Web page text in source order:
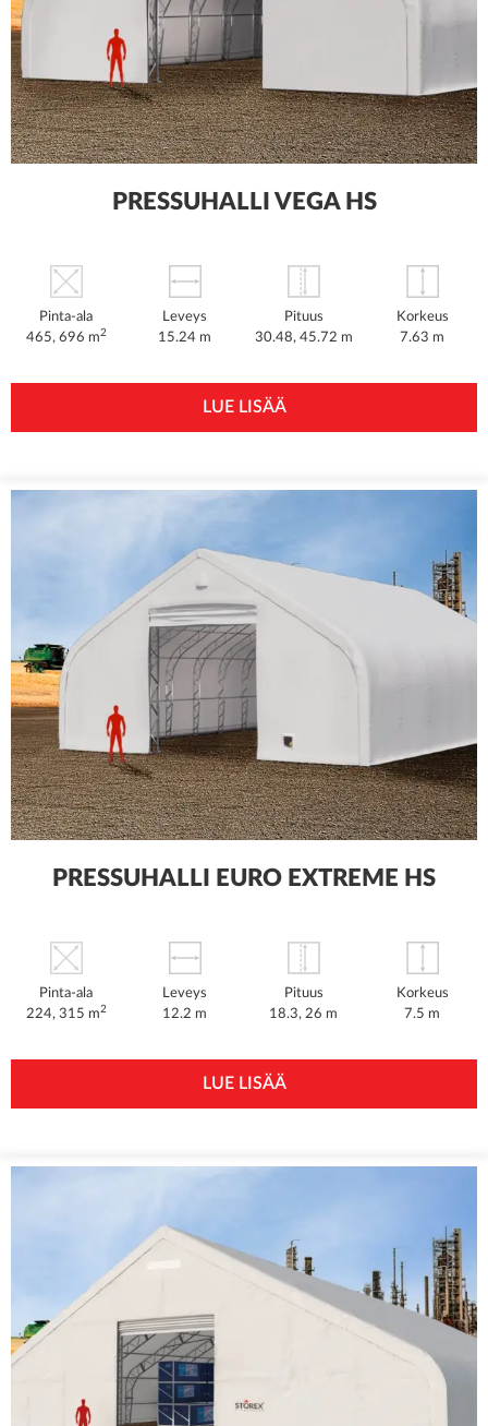
PRESSUHALLI VEGA HS
Pinta-ala
465, 696 m2
Leveys
15.24 m
Pituus
30.48, 45.72 m
Korkeus
7.63 m
LUE LISÄÄ
PRESSUHALLI EURO EXTREME HS
Pinta-ala
224, 315 m2
Leveys
12.2 m
Pituus
18.3, 26 m
Korkeus
7.5 m
LUE LISÄÄ